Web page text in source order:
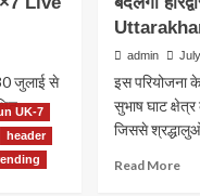
ने
का
जुलाई से
admin
इस परियोजना
सुभाष घाट
जिससे
Read More
UK-7
header